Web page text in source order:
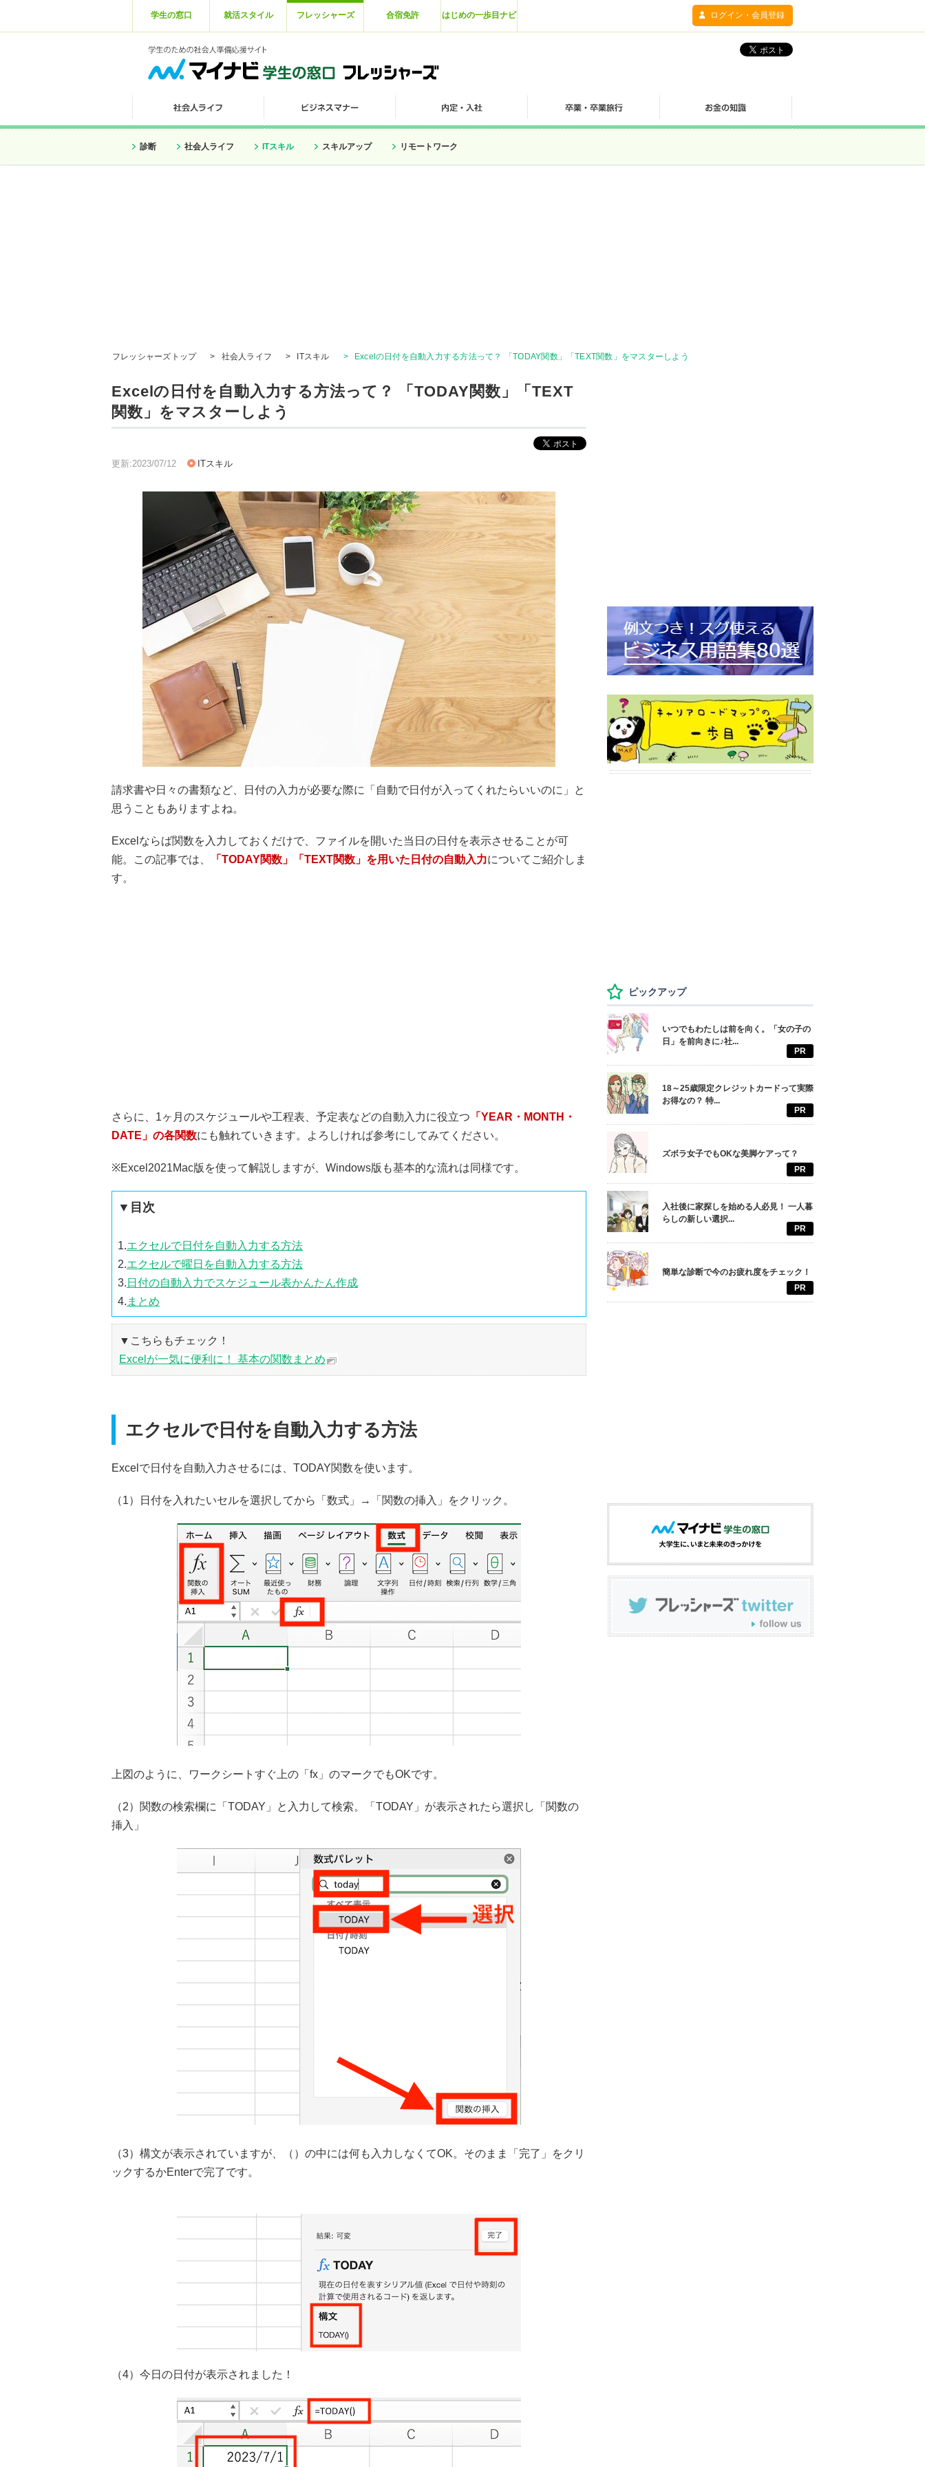
学生の窓口 就活スタイル フレッシャーズ 合宿免許 はじめの一歩目ナビ ログイン・会員登録
診断 社会人ライフ ITスキル スキルアップ リモートワーク
フレッシャーズトップ > 社会人ライフ > ITスキル > Excelの日付を自動入力する方法って？ 「TODAY関数」「TEXT関数」をマスターしよう
Excelの日付を自動入力する方法って？ 「TODAY関数」「TEXT
関数」をマスターしよう
更新:2023/07/12 ITスキル
請求書や日々の書類など、日付の入力が必要な際に「自動で日付が入ってくれたらいいのに」と
思うこともありますよね。
Excelならば関数を入力しておくだけで、ファイルを開いた当日の日付を表示させることが可
能。この記事では、
「TODAY関数」「TEXT関数」を用いた日付の自動入力についてご紹介しま
す。
さらに、1ヶ月のスケジュールや工程表、予定表などの自動入力に役立つ 「YEAR・MONTH・
DATE」の各関数にも触れていきます。よろしければ参考にしてみてください。
※Excel2021Mac版を使って解説しますが、Windows版も基本的な流れは同様です。
▼目次
1.エクセルで日付を自動入力する方法
2.エクセルで曜日を自動入力する方法
3. 日付の自動入力でスケジュール表かんたん作成
4. まとめ
▼こちらもチェック！
Excelが一気に便利に！ 基本の関数まとめ
エクセルで日付を自動入力する方法
Excelで日付を自動入力させるには、TODAY関数を使います。
（1）日付を入れたいセルを選択してから「数式」→「関数の挿入」をクリック。
上図のように、ワークシートすぐ上の「fx」のマークでもOKです。
（2）関数の検索欄に「TODAY」と入力して検索。「TODAY」が表示されたら選択し「関数の
挿入」
（3）構文が表示されていますが、（）の中には何も入力しなくてOK。そのまま「完了」をクリ
ックするかEnterで完了です。
（4）今日の日付が表示されました！
ピックアップ
いつでもわたしは前を向く。「女の子の
日」を前向きに♪社...
PR
18～25歳限定クレジットカードって実際
お得なの？ 特...
PR
ズボラ女子でもOKな美脚ケアって？
PR
入社後に家探しを始める人必見！ 一人暮
らしの新しい選択...
PR
簡単な診断で今のお疲れ度をチェック！
PR